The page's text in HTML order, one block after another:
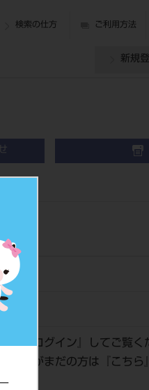
検索の仕方 ご利用方法
新規
は『ログイン 』してご覧く
登録がまだの方は『
こちら